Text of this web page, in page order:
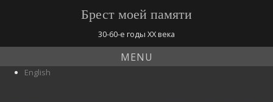
Брест моей памяти
30-60-е годы ХХ века
MENU
English